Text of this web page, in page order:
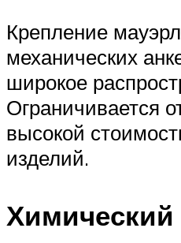
Крепление
механических
широкое
Ограничивается
высокой
изделий.
Химический